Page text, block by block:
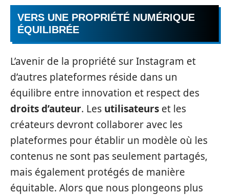
VERS UNE PROPRIÉTÉ NUMÉRIQUE
ÉQUILIBRÉE
L’avenir de la propriété sur Instagram et
d’autres plateformes réside dans un
équilibre entre innovation et respect des
droits d’auteur. Les utilisateurs et les
créateurs devront collaborer avec les
plateformes pour établir un modèle où les
contenus ne sont pas seulement partagés,
mais également protégés de manière
équitable. Alors que nous plongeons plus